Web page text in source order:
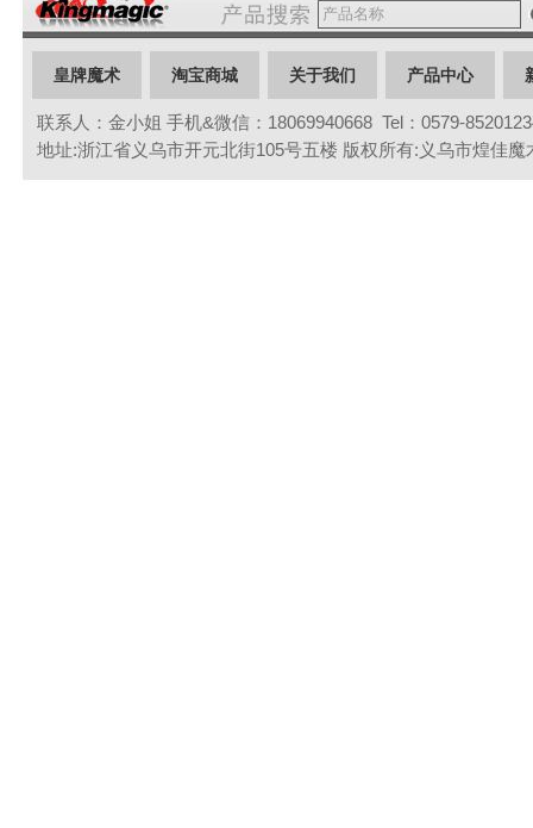
皇牌魔术 淘宝商城 关于我们 产品中心
联系我们
联系人：金小姐 手机&微信：18069940668 Tel：0579-
地址:浙江省义乌市开元北街105号五楼 版权所有:义乌市煌佳